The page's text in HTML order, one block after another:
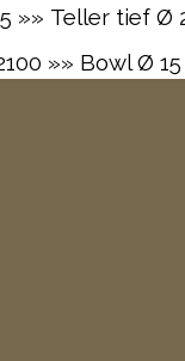
»» Teller tief Ø
»» Bowl Ø